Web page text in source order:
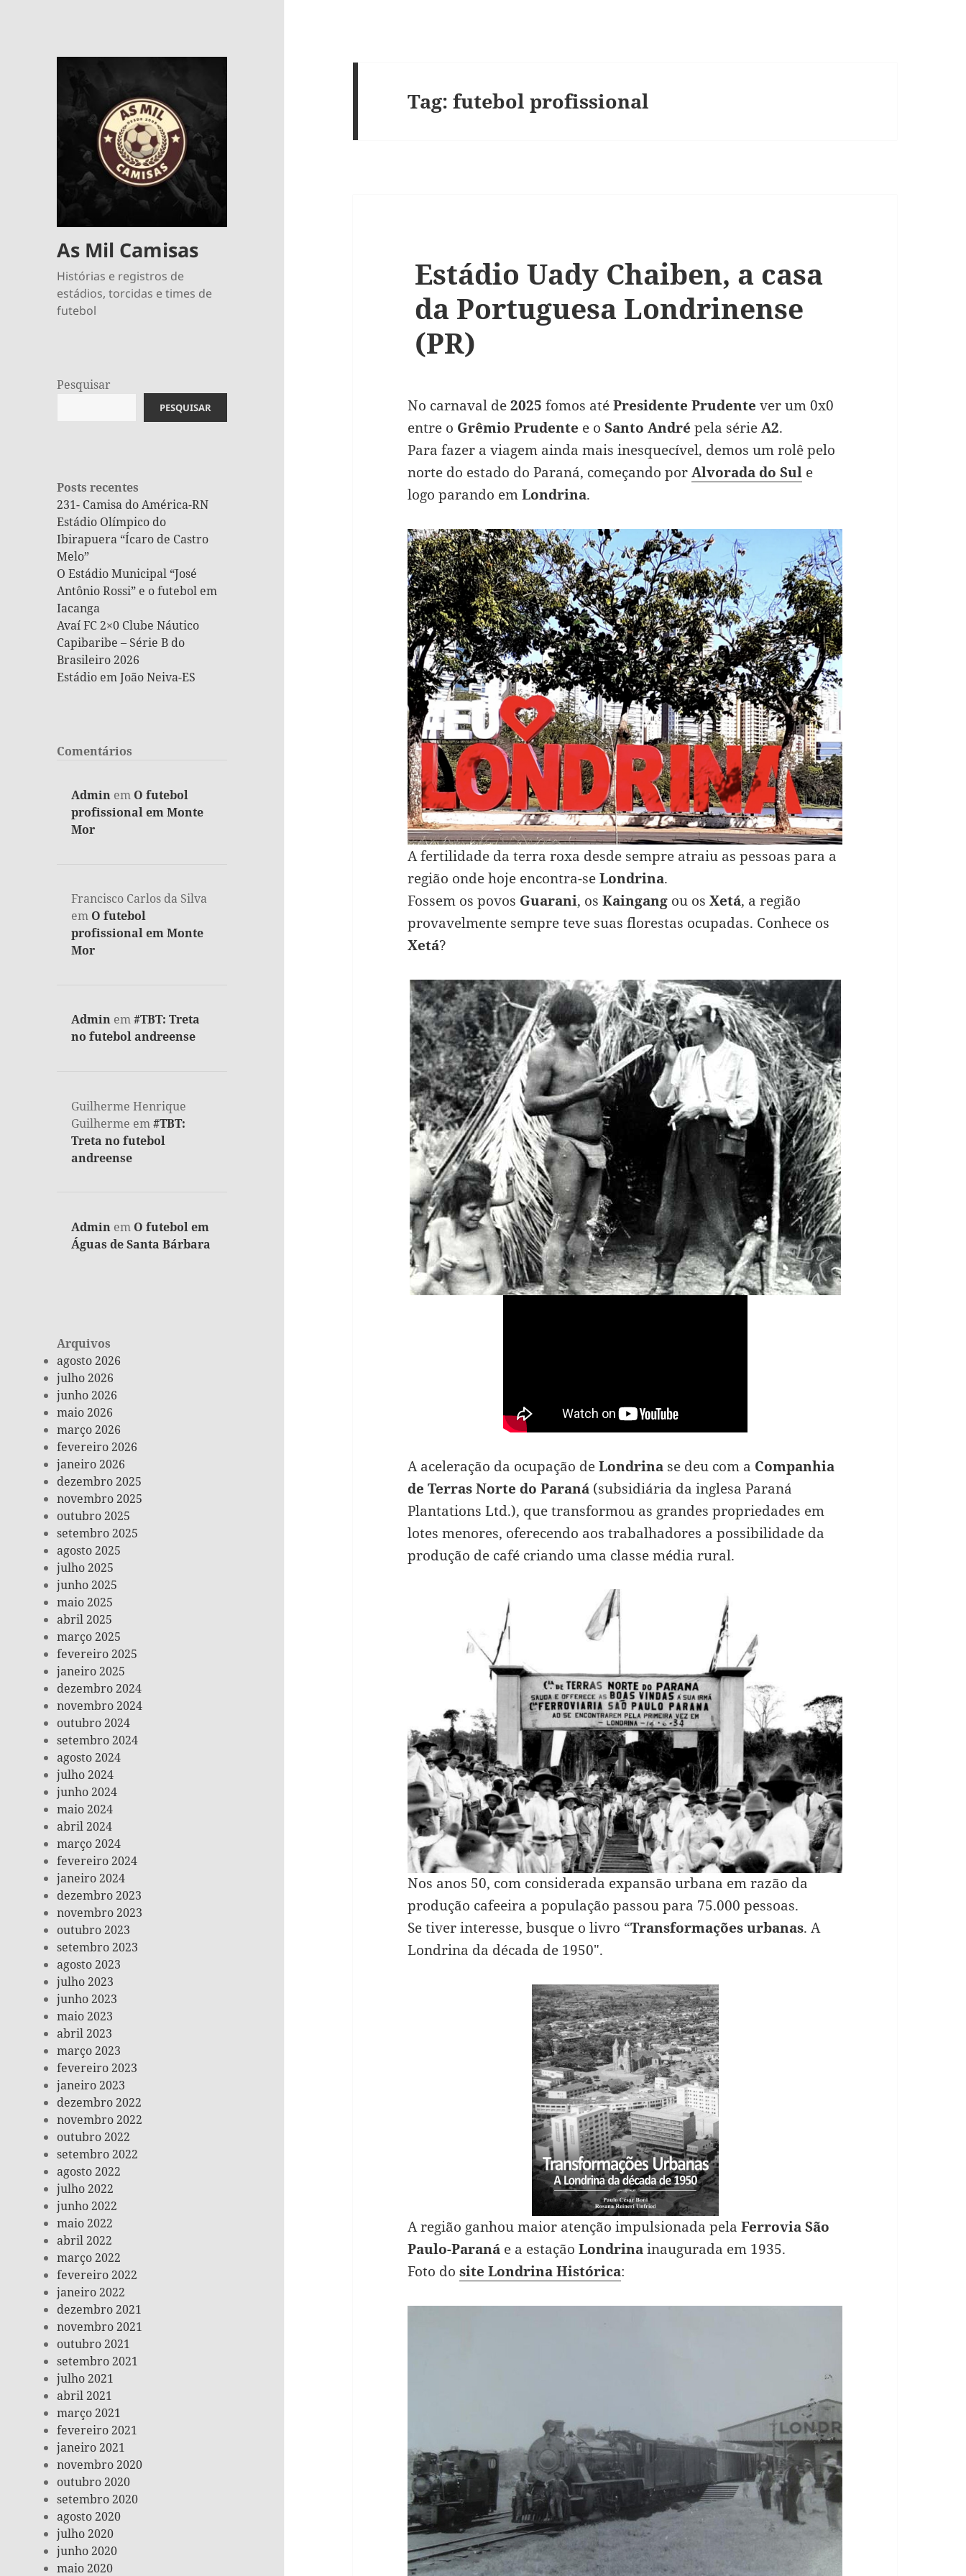
As Mil Camisas
Histórias e registros de
estádios, torcidas e times de
futebol
Pesquisar
PESQUISAR
Posts recentes
231- Camisa do América-RN
Estádio Olímpico do
Ibirapuera “Ícaro de Castro
Melo”
O Estádio Municipal “José
Antônio Rossi” e o futebol em
Iacanga
Avaí FC 2×0 Clube Náutico
Capibaribe – Série B do
Brasileiro 2026
Estádio em João Neiva-ES
Comentários
Admin em O futebol
profissional em Monte
Mor
Francisco Carlos da Silva
em O futebol
profissional em Monte
Mor
Admin em#TBT: Treta
no futebol andreense
Guilherme Henrique
Guilherme em#TBT:
Treta no futebol
andreense
Admin em O futebol em
Águas de Santa Bárbara
Arquivos
agosto 2026
julho 2026
junho 2026
maio 2026
março 2026
fevereiro 2026
janeiro 2026
dezembro 2025
novembro 2025
outubro 2025
setembro 2025
agosto 2025
julho 2025
junho 2025
maio 2025
abril 2025
março 2025
fevereiro 2025
janeiro 2025
dezembro 2024
novembro 2024
outubro 2024
setembro 2024
agosto 2024
julho 2024
junho 2024
maio 2024
abril 2024
março 2024
fevereiro 2024
janeiro 2024
dezembro 2023
novembro 2023
outubro 2023
setembro 2023
agosto 2023
julho 2023
junho 2023
maio 2023
abril 2023
março 2023
fevereiro 2023
janeiro 2023
dezembro 2022
novembro 2022
outubro 2022
setembro 2022
agosto 2022
julho 2022
junho 2022
maio 2022
abril 2022
março 2022
fevereiro 2022
janeiro 2022
dezembro 2021
novembro 2021
outubro 2021
setembro 2021
julho 2021
abril 2021
março 2021
fevereiro 2021
janeiro 2021
novembro 2020
outubro 2020
setembro 2020
agosto 2020
julho 2020
junho 2020
maio 2020
Tag: futebol profissional
Estádio Uady Chaiben, a casa
da Portuguesa Londrinense
(PR)
No carnaval de2025 fomos atéPresidente Prudente ver um 0x0
entre o Grêmio Prudente e o Santo André pela sérieA2.
Para fazer a viagem ainda mais inesquecível, demos um rolê pelo
norte do estado do Paraná, começando porAlvorada do Sule
logo parando emLondrina.
A fertilidade da terra roxa desde sempre atraiu as pessoas para a
região onde hoje encontra-seLondrina.
Fossem os povos Guarani, os Kaingangou os Xetá, a região
provavelmente sempre teve suas florestas ocupadas. Conhece os
Xetá?
A aceleração da ocupação deLondrinase deu com a Companhia
de Terras Norte do Paraná(subsidiária da inglesa Paraná
Plantations Ltd.), que transformou as grandes propriedades em
lotes menores, oferecendo aos trabalhadores a possibilidade da
produção de café criando uma classe média rural.
Nos anos 50, com considerada expansão urbana em razão da
produção cafeeira a população passou para 75.000 pessoas.
Se tiver interesse, busque o livro “Transformações urbanas. A
Londrina da década de 1950″.
A região ganhou maior atenção impulsionada pela Ferrovia São
Paulo-Paranáe a estação Londrinainaugurada em 1935.
Foto do site Londrina Histórica: